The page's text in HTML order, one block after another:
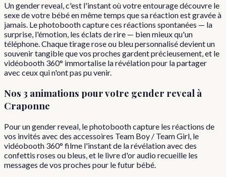
Un gender reveal, c'est l'instant où votre entourage découvre le
sexe de votre bébé en même temps que sa réaction est gravée à
jamais. Le photobooth capture ces réactions spontanées — la
surprise, l'émotion, les éclats de rire — bien mieux qu'un
téléphone. Chaque tirage rose ou bleu personnalisé devient un
souvenir tangible que vos proches gardent précieusement, et le
vidéobooth 360° immortalise la révélation pour la partager
avec ceux qui n'ont pas pu venir.
Nos 3 animations pour votre gender reveal à
Craponne
Pour un gender reveal, le photobooth capture les réactions de
vos invités avec des accessoires Team Boy / Team Girl, le
vidéobooth 360° filme l'instant de la révélation avec des
confettis roses ou bleus, et le livre d'or audio recueille les
messages de vos proches pour le futur bébé.